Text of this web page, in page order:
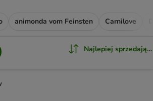
animonda vom Feinsten Carnilove
Najlepiej